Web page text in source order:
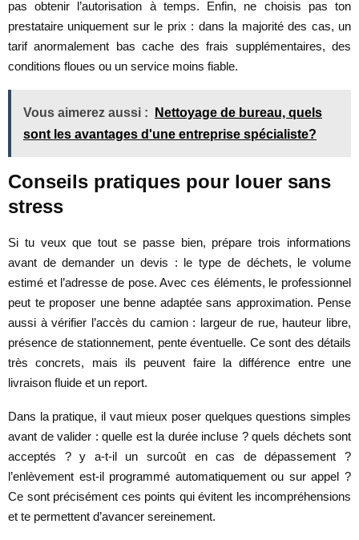
pas obtenir l’autorisation à temps. Enfin, ne choisis pas ton
prestataire uniquement sur le prix : dans la majorité des cas, un
tarif anormalement bas cache des frais supplémentaires, des
conditions floues ou un service moins fiable.
Vous aimerez aussi :
Nettoyage de bureau, quels
sont les avantages d'une entreprise spécialiste?
Conseils pratiques pour louer sans
stress
Si tu veux que tout se passe bien, prépare trois informations
avant de demander un devis : le type de déchets, le volume
estimé et l’adresse de pose. Avec ces éléments, le professionnel
peut te proposer une benne adaptée sans approximation. Pense
aussi à vérifier l’accès du camion : largeur de rue, hauteur libre,
présence de stationnement, pente éventuelle. Ce sont des détails
très concrets, mais ils peuvent faire la différence entre une
livraison fluide et un report.
Dans la pratique, il vaut mieux poser quelques questions simples
avant de valider : quelle est la durée incluse ? quels déchets sont
acceptés ? y a-t-il un surcoût en cas de dépassement ?
l’enlèvement est-il programmé automatiquement ou sur appel ?
Ce sont précisément ces points qui évitent les incompréhensions
et te permettent d’avancer sereinement.